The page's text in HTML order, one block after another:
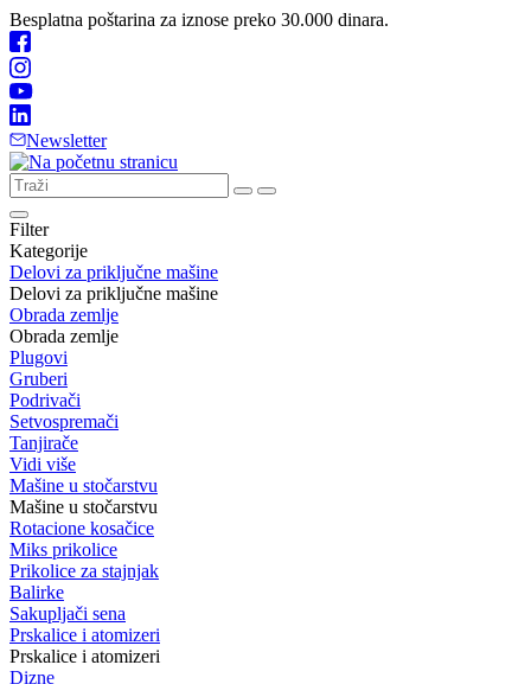
Besplatna poštarina za iznose preko 30.000 dinara.
Newsletter
Filter
Kategorije
Delovi za priključne mašine
Delovi za priključne mašine
Obrada zemlje
Obrada zemlje
Plugovi
Gruberi
Podrivači
Setvospremači
Tanjirače
Vidi više
Mašine u stočarstvu
Mašine u stočarstvu
Rotacione kosačice
Miks prikolice
Prikolice za stajnjak
Balirke
Sakupljači sena
Prskalice i atomizeri
Prskalice i atomizeri
Dizne